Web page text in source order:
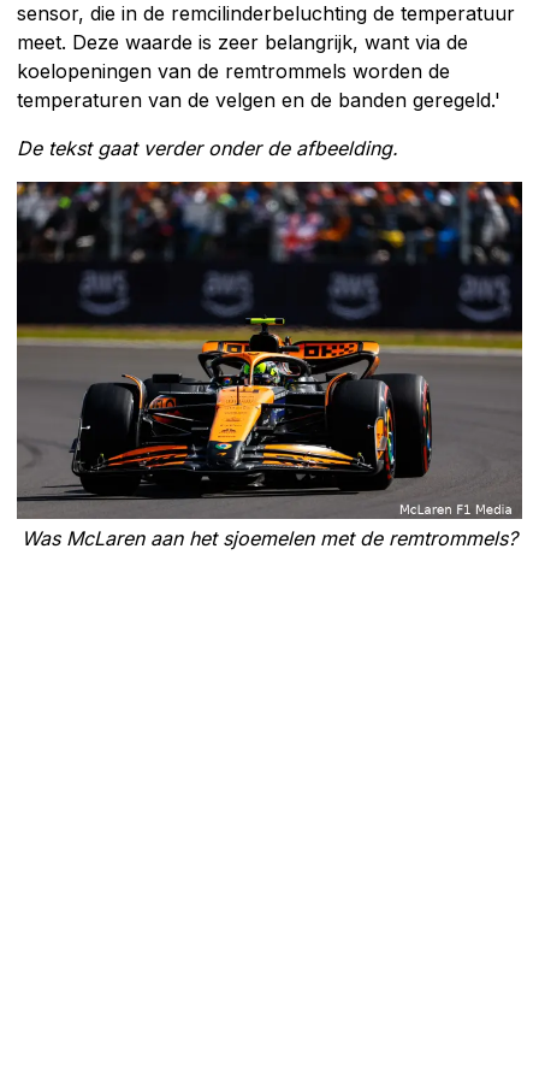
sensor, die in de remcilinderbeluchting de temperatuur
meet. Deze waarde is zeer belangrijk, want via de
koelopeningen van de remtrommels worden de
temperaturen van de velgen en de banden geregeld.'
De tekst gaat verder onder de afbeelding.
Was McLaren aan het sjoemelen met de remtrommels?